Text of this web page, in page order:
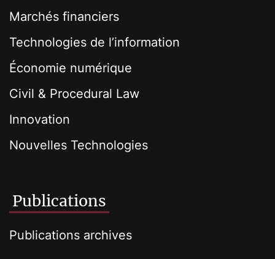
Marchés financiers
Technologies de l’information
Économie numérique
Civil & Procedural Law
Innovation
Nouvelles Technologies
Publications
Publications archives